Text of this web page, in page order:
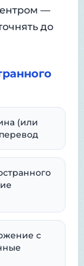
—
до
(или
с